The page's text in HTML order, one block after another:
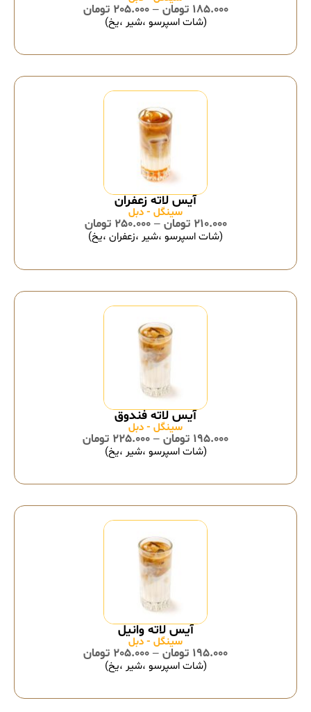
185.000 تومان –
205.000 تومان
(شات اسپرسو ،شیر ،یخ)
آیس لاته زعفران
سینگل - دبل
210.000 تومان –
250.000 تومان
(شات اسپرسو ،شیر ،زعفران ،یخ)
سینگل - دبل
195.000 تومان –
225.000 تومان
(شات اسپرسو ،شیر ،یخ)
‎آیس لاته وانیل
سینگل - دبل
195.000 تومان –
205.000 تومان
(شات اسپرسو ،شیر ،یخ)